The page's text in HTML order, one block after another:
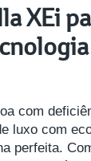
XEi
com
luxo com
perfeita.